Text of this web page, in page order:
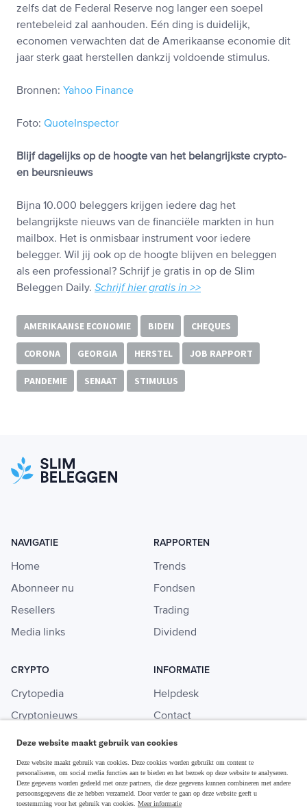
zelfs dat de Federal Reserve nog langer een soepel
rentebeleid zal aanhouden. Eén ding is duidelijk,
economen verwachten dat de Amerikaanse economie dit
jaar sterk gaat herstellen dankzij voldoende stimulus.
Bronnen: Yahoo Finance
Foto: QuoteInspector
Blijf dagelijks op de hoogte van het belangrijkste crypto-
en beursnieuws
Bijna 10.000 beleggers krijgen iedere dag het
belangrijkste nieuws van de financiële markten in hun
mailbox. Het is onmisbaar instrument voor iedere
belegger. Wil jij ook op de hoogte blijven en beleggen
als een professional? Schrijf je gratis in op de Slim
Beleggen Daily. Schrijf hier gratis in >>
AMERIKAANSE ECONOMIE BIDEN CHEQUES
CORONA GEORGIA HERSTEL JOB RAPPORT
PANDEMIE SENAAT STIMULUS
NAVIGATIE
Home
Abonneer nu
Resellers
Media links
RAPPORTEN
Trends
Fondsen
Trading
Dividend
CRYPTO
Crytopedia
Cryptonieuws
Crypto koopgids
Investeren in crypto
INFORMATIE
Helpdesk
Contact
Adverteren
Deze website maakt gebruik van cookies
Deze website maakt gebruik van cookies. Deze cookies worden gebruikt om content te
personaliseren, om social media functies aan te bieden en het bezoek op deze website te analyseren.
Deze gegevens worden gedeeld met onze partners, die deze gegevens kunnen combineren met andere
persoonsgegevens die ze hebben verzameld. Door verder te gaan op deze website geeft u
toestemming voor het gebruik van cookies. Meer informatie